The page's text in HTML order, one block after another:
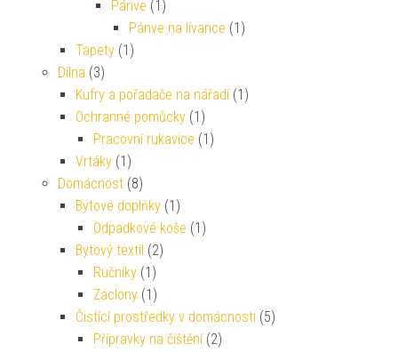
Pánve (1)
Pánve na lívance (1)
Tapety (1)
Dílna (3)
Kufry a pořadače na nářadí (1)
Ochranné pomůcky (1)
Pracovní rukavice (1)
Vrtáky (1)
Domácnost (8)
Bytové doplňky (1)
Odpadkové koše (1)
Bytový textil (2)
Ručníky (1)
Záclony (1)
Čistící prostředky v domácnosti (5)
Přípravky na čištění (2)